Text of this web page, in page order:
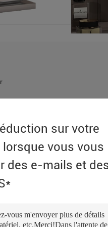
sur votre
vous vous
des e-mails et